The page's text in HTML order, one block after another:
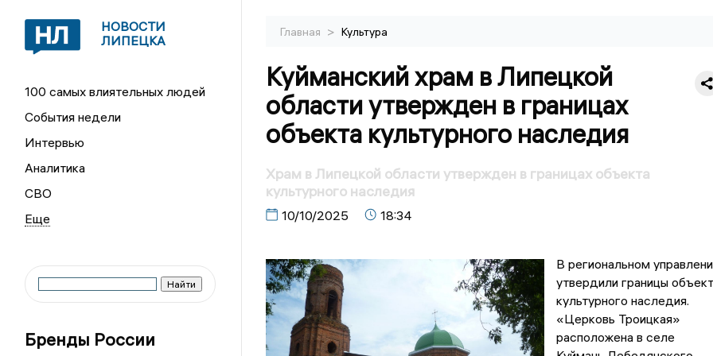
НОВОСТИ
ЛИПЕЦКА
100 самых влиятельных людей
События недели
Интервью
Аналитика
СВО
Бренды России
Главная > Культура
Куйманский храм в Липецкой
области утвержден в границах
объекта культурного наследия
Храм в Липецкой области утвержден в границах объекта
культурного наследия
10/10/2025 18:34
В региональном
утвердили границы
культурного наследия.
«Церковь Троицкая»
расположена в селе